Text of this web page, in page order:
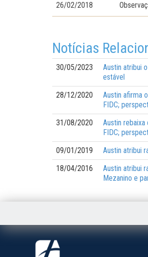
26/02/2018
Notícias
30/05/2023
Austin atribui
estável
28/12/2020
Austin afirma
FIDC;
31/08/2020
Austin rebaixa
FIDC;
09/01/2019
Austin atribui
18/04/2016
Austin atribui
Mezanino e